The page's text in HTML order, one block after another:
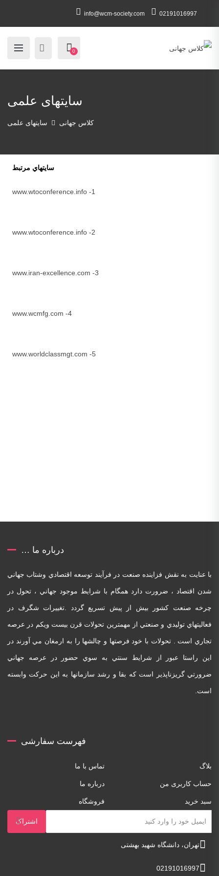
02191016997
info@wcm-society.com
0
سایتهای علمی
کلاس جهانی سایتهای علمی
سايتهاي مرتبط
1- www.wtoconference.info
2- www.wtoconference.info
3- www.iran-excellence.com
4- www.wcmfg.com
5- www.worldclassmgt.com
درباره ما …
با عنايت به نقش فزاينده صنعت در فرآيند توسعه اقتصادي وشتاب جهاني
شدن اقتصاد ، ضرورت دارد همگام با شرايط موجود جهاني ، تحول در
چرخه صنعت کشور بيش از پيش تسريع گردد .تغييرات شگرف در
فعاليتهاي توليدي و صنعتي از مهمترين تحولات قرن بيست ويکم در عرصه
تجاري است . تحولات با خود فرصتها و چالشها را به ارمغان مي آورند در
اين راستا عبور از شرايط سنتي به سوي حضور در عرصه جهاني
ضرورتي گريزناپذير است که بقا و رشد سازمانها به اين حرکت وابسته
است.
فهرست سفارشی
بلاگ تماس با ما
حساب کاربری من درباره ما
سبد خرید فروشگاه
تهران، دانشگاه شهید بهشتی
02191016997